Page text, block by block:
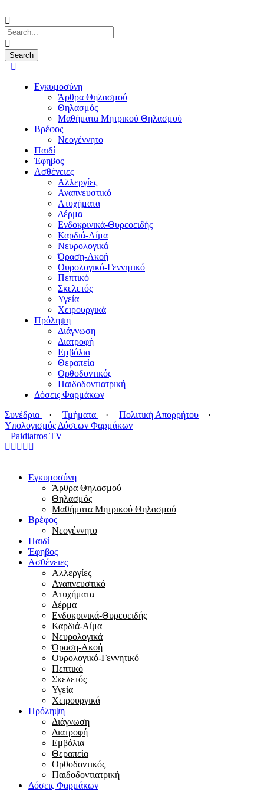
Εγκυμοσύνη
Άρθρα Θηλασμού
Θηλασμός
Μαθήματα Μητρικού Θηλασμού
Βρέφος
Νεογέννητο
Παιδί
Έφηβος
Ασθένειες
Αλλεργίες
Αναπνευστικό
Ατυχήματα
Δέρμα
Ενδοκρινικά-Θυρεοειδής
Καρδιά-Αίμα
Νευρολογικά
Όραση-Ακοή
Ουρολογικό-Γεννητικό
Πεπτικό
Σκελετός
Υγεία
Χειρουργικά
Πρόληψη
Διάγνωση
Διατροφή
Εμβόλια
Θεραπεία
Ορθοδοντικός
Παιδοδοντιατρική
Δόσεις Φαρμάκων
Συνέδρια
· Τμήματα · Πολιτική Απορρήτου
·
Υπολογισμός Δόσεων Φαρμάκων
Paidiatros TV
Εγκυμοσύνη
Άρθρα Θηλασμού
Θηλασμός
Μαθήματα Μητρικού Θηλασμού
Βρέφος
Νεογέννητο
Παιδί
Έφηβος
Ασθένειες
Αλλεργίες
Αναπνευστικό
Ατυχήματα
Δέρμα
Ενδοκρινικά-Θυρεοειδής
Καρδιά-Αίμα
Νευρολογικά
Όραση-Ακοή
Ουρολογικό-Γεννητικό
Πεπτικό
Σκελετός
Υγεία
Χειρουργικά
Πρόληψη
Διάγνωση
Διατροφή
Εμβόλια
Θεραπεία
Ορθοδοντικός
Παιδοδοντιατρική
Δόσεις Φαρμάκων